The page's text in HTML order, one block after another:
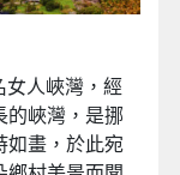
女人峽灣，經
的峽灣，是挪
如畫，於此宛